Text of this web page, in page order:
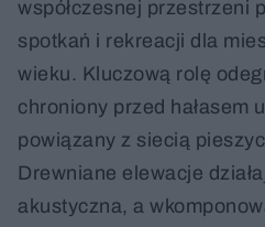
współczesnej przestrzeni
spotkań i rekreacji dla
wieku. Kluczową rolę
chroniony przed hałasem
powiązany z siecią
Drewniane elewacje
akustyczna, a